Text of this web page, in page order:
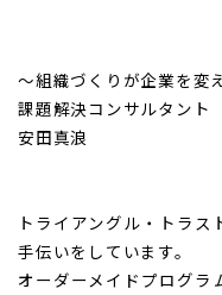
～組織づくりが企業を変
課題解決コンサルタント
安田真浪
トライアングル・トラ
手伝いをしています。
オーダーメイドプログラ